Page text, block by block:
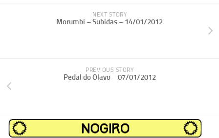
NEXT STORY
Morumbi – Subidas – 14/01/2012
PREVIOUS STORY
Pedal do Olavo – 07/01/2012